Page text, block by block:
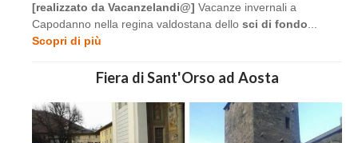
[realizzato da Vacanzelandi@] Vacanze invernali a
Capodanno nella regina valdostana dello sci di fondo...
Scopri di più
Fiera di Sant'Orso ad Aosta